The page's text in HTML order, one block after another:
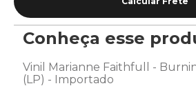
Conheça esse
Vinil Marianne Faithfull -
(LP) - Importado